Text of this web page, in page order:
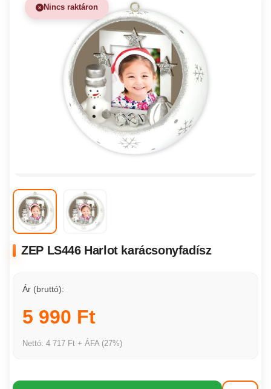
Nincs raktáron
ZEP LS446 Harlot karácsonyfadísz
Ár (bruttó):
5 990 Ft
Nettó: 4 717 Ft + ÁFA (27%)